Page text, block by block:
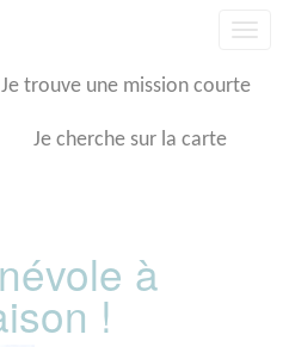
Je trouve une mission courte
Je cherche sur la carte
à
!